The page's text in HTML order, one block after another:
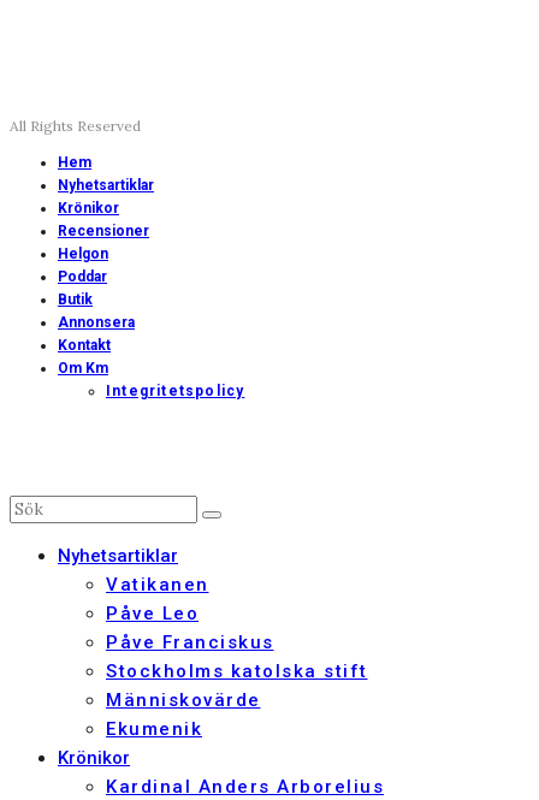
All Rights Reserved
Hem
Nyhetsartiklar
Krönikor
Recensioner
Helgon
Poddar
Butik
Annonsera
Kontakt
Om Km
Integritetspolicy
Nyhetsartiklar
Vatikanen
Påve Leo
Påve Franciskus
Stockholms katolska stift
Människovärde
Ekumenik
Krönikor
Kardinal Anders Arborelius